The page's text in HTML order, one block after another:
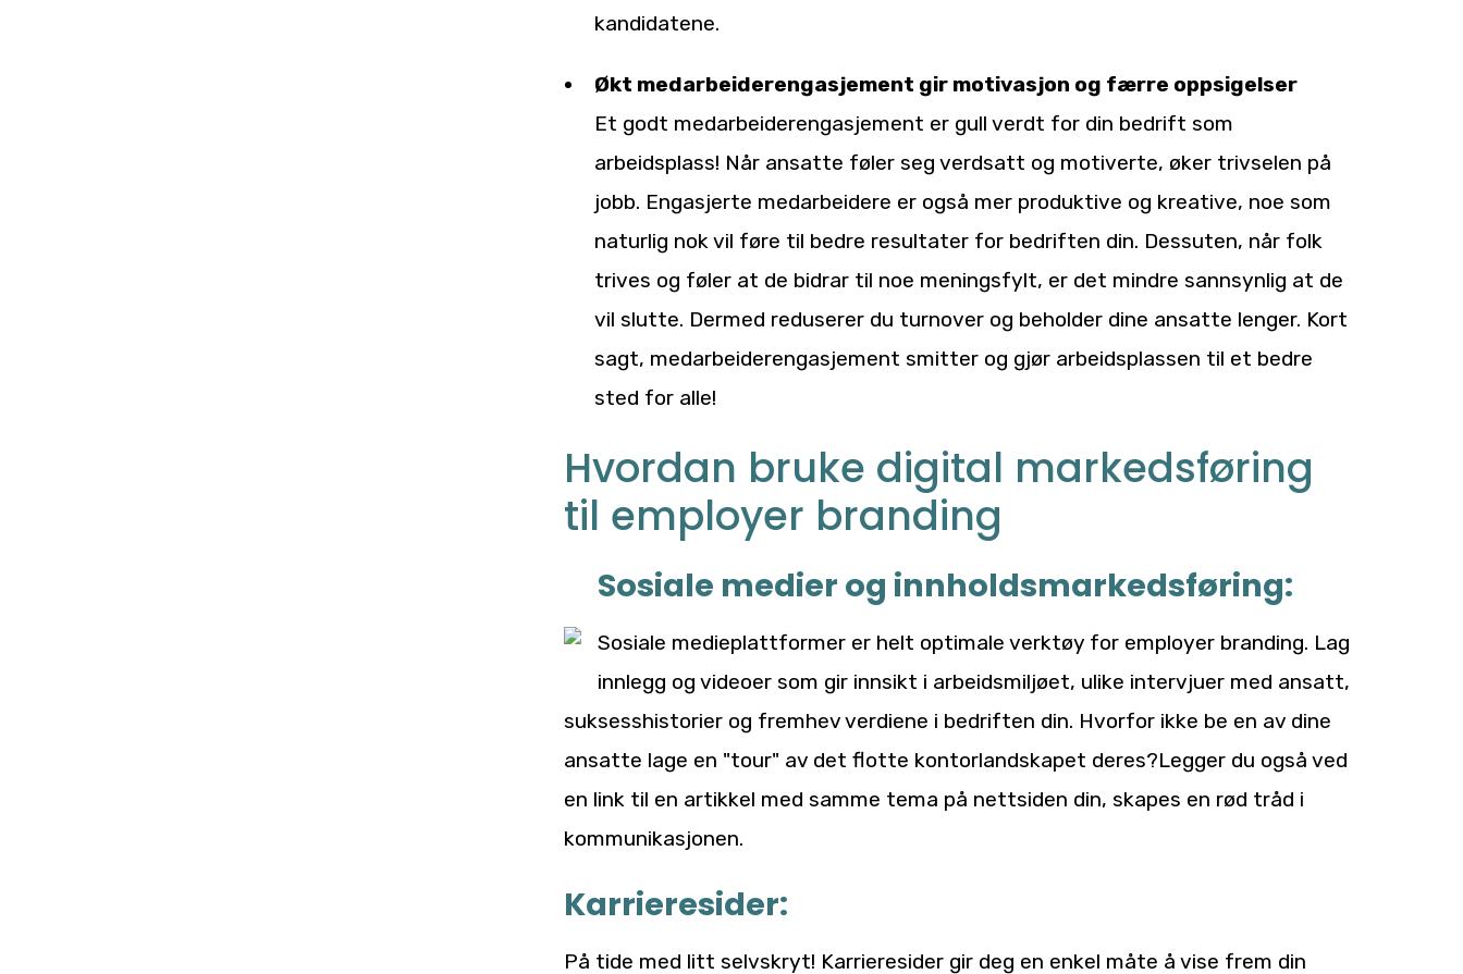
kandidatene.
Økt medarbeiderengasjement gir motivasjon og færre oppsigelser
Et godt medarbeiderengasjement er gull verdt for din bedrift som
arbeidsplass! Når ansatte føler seg verdsatt og motiverte, øker trivselen på
jobb. Engasjerte medarbeidere er også mer produktive og kreative, noe som
naturlig nok vil føre til bedre resultater for bedriften din. Dessuten, når folk
trives og føler at de bidrar til noe meningsfylt, er det mindre sannsynlig at de
vil slutte. Dermed reduserer du turnover og beholder dine ansatte lenger. Kort
sagt, medarbeiderengasjement smitter og gjør arbeidsplassen til et bedre
sted for alle!
Hvordan bruke digital markedsføring
til employer branding
Sosiale medier og innholdsmarkedsføring:
Sosiale medieplattformer er helt optimale verktøy for employer branding. Lag
innlegg og videoer som gir innsikt i arbeidsmiljøet, ulike intervjuer med ansatt,
suksesshistorier og fremhev verdiene i bedriften din. Hvorfor ikke be en av dine
ansatte lage en "tour" av det flotte kontorlandskapet deres?Legger du også ved
en link til en artikkel med samme tema på nettsiden din, skapes en rød tråd i
kommunikasjonen.
Karrieresider:
På tide med litt selvskryt! Karrieresider gir deg en enkel måte å vise frem din